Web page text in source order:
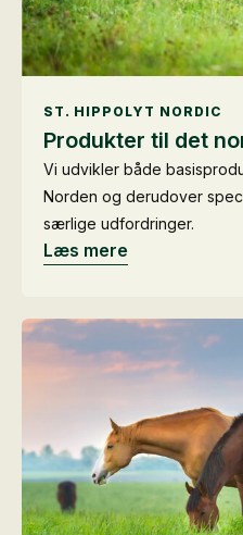
ST. HIPPOLYT NORDIC
Produkter til det
Vi udvikler både
Norden og derudover
særlige udfordringer.
Læs mere